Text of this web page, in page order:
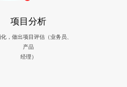
项目分析
，做出项目评估（业务员、
产品
经理）